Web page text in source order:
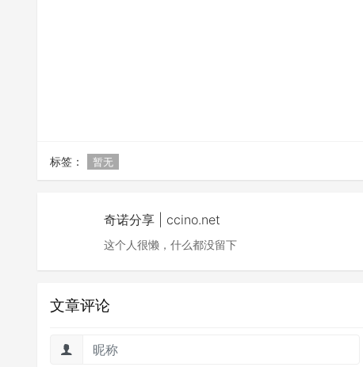
标签： 暂无
奇诺分享 | ccino.net
这个人很懒，什么都没留下
文章评论